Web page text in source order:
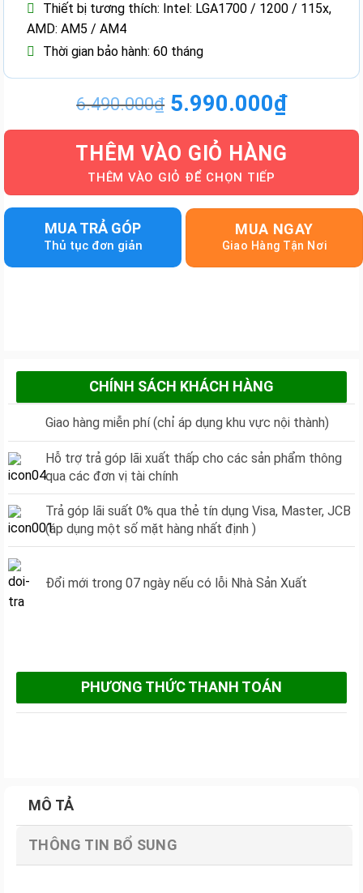
Thiết bị tương thích: Intel: LGA1700 / 1200 / 115x,
AMD: AM5 / AM4
Thời gian bảo hành: 60 tháng
6.490.000₫
Giá
gốc
là:
6.490.000₫.
5.990.000₫
Giá
hiện
tại
là:
5.990.000₫.
THÊM VÀO GIỎ HÀNG
MUA TRẢ GÓP MUA NGAY
CHÍNH SÁCH KHÁCH HÀNG
Giao hàng miễn phí (chỉ áp dụng khu vực nội thành)
Hỗ trợ trả góp lãi xuất thấp cho các sản phẩm thông
qua các đơn vị tài chính
Trả góp lãi suất 0% qua thẻ tín dụng Visa, Master, JCB
(áp dụng một số mặt hàng nhất định )
Đổi mới trong 07 ngày nếu có lỗi Nhà Sản Xuất
PHƯƠNG THỨC THANH TOÁN
MÔ TẢ
THÔNG TIN BỔ SUNG